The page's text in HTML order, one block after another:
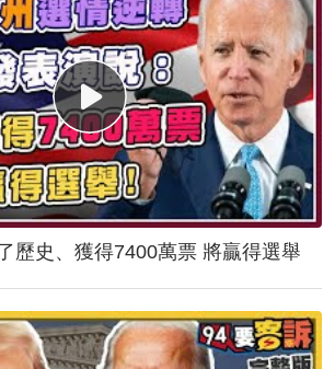
歷史、獲得7400萬票 將贏得選舉